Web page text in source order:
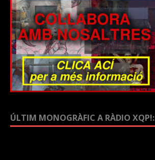
ÚLTIM MONOGRÀFIC A RÀDIO XQP!: